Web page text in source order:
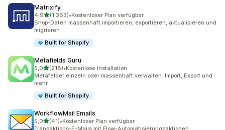
Matrixify
4,9von 5 Sternen
(1.363)
1363 Rezensionen insgesamt
•Kostenloser Plan verfügbar
Shop-Daten massenhaft importieren, exportieren, aktualisieren und
migrieren
Built for Shopify
Metafields Guru
5,0von 5 Sternen
(218)
218 Rezensionen insgesamt
•Kostenlose Installation
Metafelder einzeln oder massenhaft verwalten. Import, Export und
mehr.
Built for Shopify
WorkflowMail Emails
5,0von 5 Sternen
(41)
41 Rezensionen insgesamt
•Kostenloser Plan verfügbar
Transaktions-E-Mails mit Flow-Automatisierungsaktionen